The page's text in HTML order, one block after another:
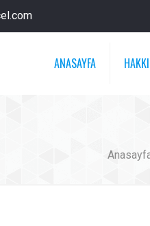
ANASAYFA